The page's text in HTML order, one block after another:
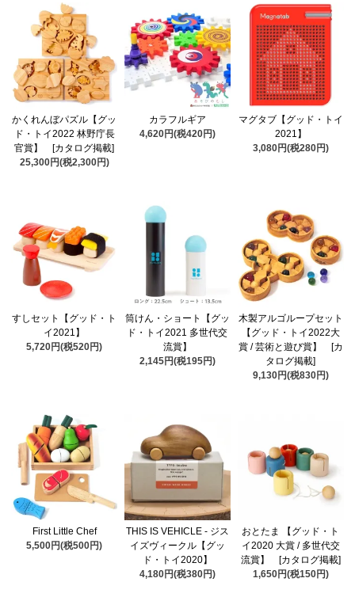
かくれんぼパズル【グッ
ド・トイ2022 林野庁長
官賞】 [カタログ掲載]
25,300円(税2,300円)
カラフルギア
4,620円(税420円)
マグタブ【グッド・トイ
2021】
3,080円(税280円)
すしセット【グッド・ト
イ2021】
5,720円(税520円)
筒けん・ショート【グッ
ド・トイ2021 多世代交
流賞】
2,145円(税195円)
木製アルゴループセット
【グッド・トイ2022大
賞 / 芸術と遊び賞】 [カ
タログ掲載]
9,130円(税830円)
First Little Chef
5,500円(税500円)
THIS IS VEHICLE - ジス
イズヴィークル【グッ
ド・トイ2020】
4,180円(税380円)
おとたま 【グッド・ト
イ2020 大賞 / 多世代交
流賞】 [カタログ掲載]
1,650円(税150円)